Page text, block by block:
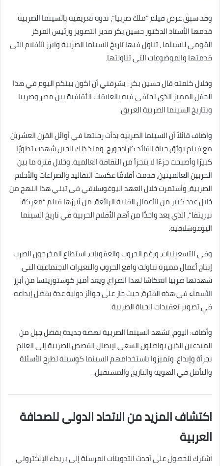
وقد سبق عرض فيلم “ملك صربيا”، ندوه تعريفيه بالسينما الصربية
قدمها الأستاذ الدكتور حسين بكر مدير التصوير ورئيس المركز
القومي للسينما ، تناول فيها تاريخ السينما الصربية وابرز الأفلام التى
قدمتها والموضوعات التى تناولتها.
وخلال كلمته قال حسين بكر : يشرفني أن اكون بينكم اليوم في هذا
الحفل المميز الذي نحتفي فيه بالعلاقات الثقافية بين مصر وصربيا
وبتاريخ السينما الصربية العريق.
واضاف قائلاً أن السينما الصربية بدأت رحلتها في أوائل القرن العشرين
مع فيلم يوثق حياة القائد كارادجورج. ومنذ ذلك الحين شهدت تطورًا
كبيرًا وأصبحت جزءًا لا يتجزأ من الثقافة العالمية. وخلال فترة ما بين
الحربين العالميتين، قدمت أفلامًا عكست التقاليد والصراعات والأحلام
الصربية، وأستمرت خلال العهد اليوغوسلافي فى تبني هذا النهج من
خلال عدد كبير من الأعمال الفنية الرائعة، من أبرزها فيلم “معركة
نيريتفا”، الذي يعد واحدًا من أهم الأفلام الحربية في تاريخ السينما
اليوغوسلافية.
وفي التسعينيات، ورغم الحروب والعقوبات، استطاع المخرجون الصرب
إنتاج أعمال مميزة تناولت واقع الحروب والتغيرات الاجتماعية التى
شهدتها صربيا انعكاسًا لهذا الصراع، ويعد أمير كوستوريتسا من أبرز
الأسماء في هذه الفترة، حيث حاز على جوائز دولية عدة بفضل إبداعه
في تصوير تعقيدات الحياة الصربية.
وأضاف: اليوم، تشهد السينما الصربية نهضة جديدة بفضل جيل من
المبدعين الذين يواصلون السعي لإيصال القصص الصربية إلى العالم
بجرأة وإبداع. وتميزوا باستخدامهم السينما كوسيلة لطرح الأسئلة
والتأمل في الهوية والتاريخ والمستقبل.
اكتشاف المزيد من الاتحاد الدولى للصحافة
العربية
اشترك للحصول على أحدث التدوينات المرسلة إلى بريدك الإلكتروني.